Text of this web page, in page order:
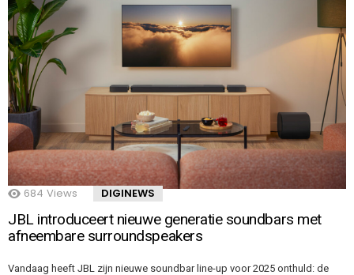
684 Views DIGINEWS
JBL introduceert nieuwe generatie soundbars met
afneembare surroundspeakers
Vandaag heeft JBL zijn nieuwe soundbar line-up voor 2025 onthuld: de